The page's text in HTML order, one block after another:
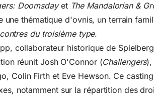
Doomsdayet The Mandalorian &
thématique d'ovnis, un terrain
du troisième type.
collaborateur historique de
réunit Josh O'Connor (Challengers),
Colin Firth et Eve Hewson. Ce
notamment sur la répartition des